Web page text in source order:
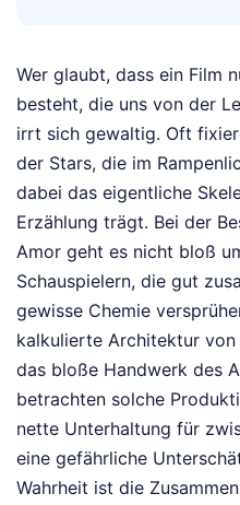
Wer glaubt, dass ein Film
besteht, die uns von der
irrt sich gewaltig. Oft
der Stars, die im
dabei das eigentliche
Erzählung trägt. Bei der
Amor geht es nicht bloß
Schauspielern, die gut
gewisse Chemie
kalkulierte Architektur
das bloße Handwerk des
betrachten solche
nette Unterhaltung für
eine gefährliche
Wahrheit ist die